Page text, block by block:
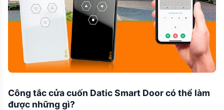
Công tắc cửa cuốn Datic Smart Door có thể làm
được những gì?